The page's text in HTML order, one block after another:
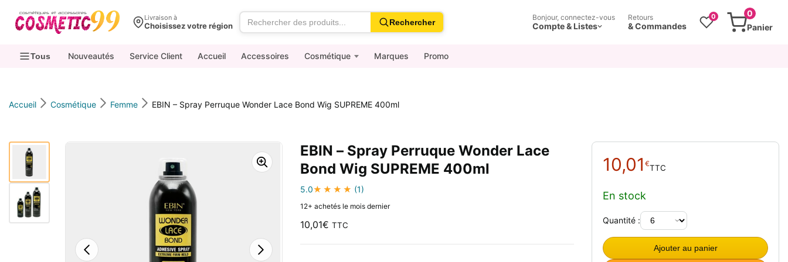
contenu
Livraison à
Choisissez votre région Rechercher
Bonjour, connectez-vous
Compte & Listes
Retours
& Commandes
0
0
Panier
Tous Nouveautés Service Client Accueil Accessoires Cosmétique Marques Promo
Accueil Cosmétique Femme EBIN – Spray Perruque Wonder Lace Bond Wig SUPREME 400ml
EBIN – Spray Perruque Wonder Lace
Bond Wig SUPREME 400ml
5.0 (1)
12+ achetés le mois dernier
10,01€ TTC
10,01 €TTC
En stock
Quantité :
Ajouter au panier